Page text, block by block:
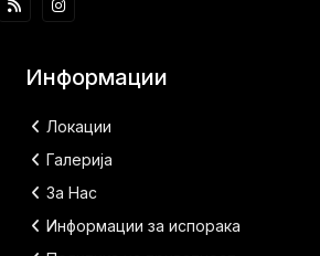
Информации
Локации
Галерија
За Нас
Информации за испорака